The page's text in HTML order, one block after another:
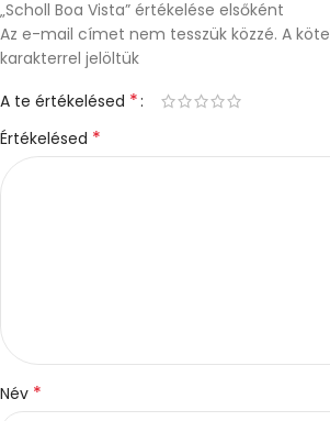
„Scholl Boa Vista” értékelése elsőként
Az e-mail címet nem tesszük közzé. A
karakterrel jelöltük
A te értékelésed *
Értékelésed *
Név *